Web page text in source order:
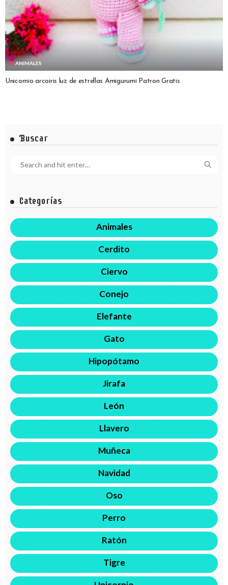
ANIMALES
Unicornio arcoiris luz de estrellas Amigurumi Patron Gratis
Buscar
Categorías
Animales
Cerdito
Ciervo
Conejo
Elefante
Gato
Hipopótamo
Jirafa
León
Llavero
Muñeca
Navidad
Oso
Perro
Ratón
Tigre